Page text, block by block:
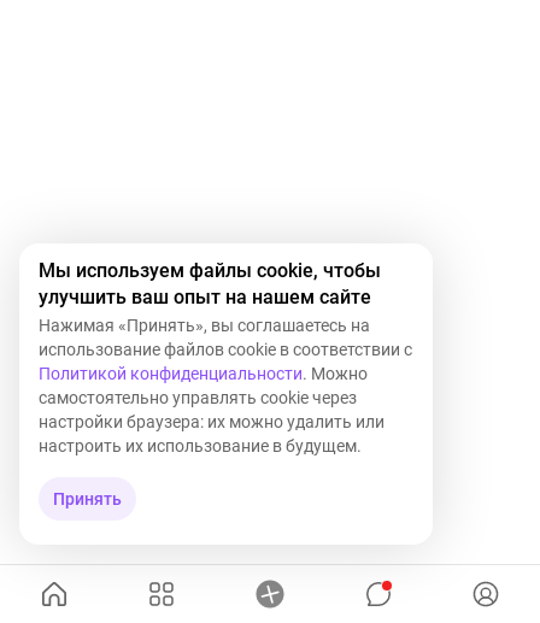
Мы используем файлы cookie, чтобы
улучшить ваш опыт на нашем сайте
Нажимая «Принять», вы соглашаетесь на
использование файлов cookie в соответствии с
Политикой конфиденциальности. Можно
самостоятельно управлять cookie через
настройки браузера: их можно удалить или
настроить их использование в будущем.
Принять